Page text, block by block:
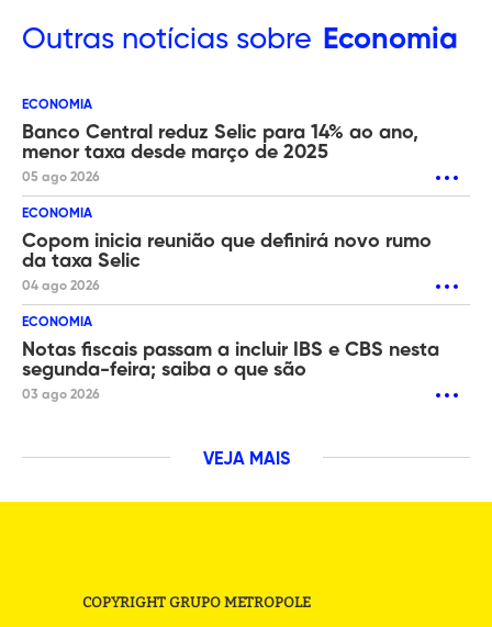
Outras notícias sobre Economia
ECONOMIA
Banco Central reduz Selic para 14% ao ano,
menor taxa desde março de 2025
05 ago 2026
ECONOMIA
Copom inicia reunião que definirá novo rumo
da taxa Selic
04 ago 2026
ECONOMIA
Notas fiscais passam a incluir IBS e CBS nesta
segunda-feira; saiba o que são
03 ago 2026
VEJA MAIS
COPYRIGHT GRUPO METROPOLE